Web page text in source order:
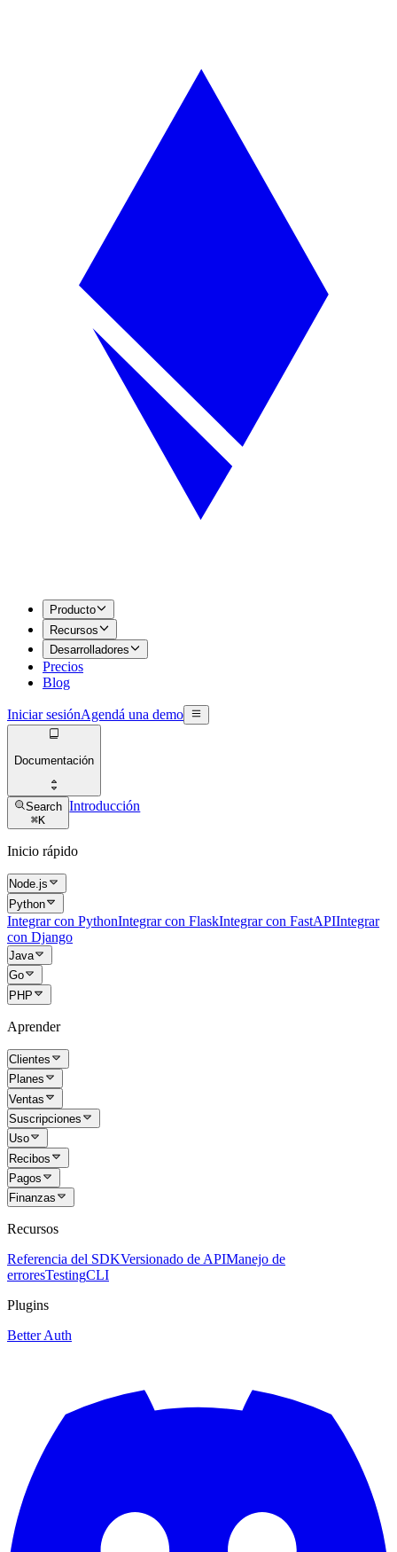
Producto
Recursos
Desarrolladores
Precios
Blog
Iniciar sesiónAgendá una demo
Documentación
Search
⌘K
Introducción
Inicio rápido
Node.js
Python
Integrar con PythonIntegrar con FlaskIntegrar con FastAPIIntegrar
con Django
Java
Go
PHP
Aprender
Clientes
Planes
Ventas
Suscripciones
Uso
Recibos
Pagos
Finanzas
Recursos
Referencia del SDKVersionado de APIManejo de
erroresTestingCLI
Plugins
Better Auth